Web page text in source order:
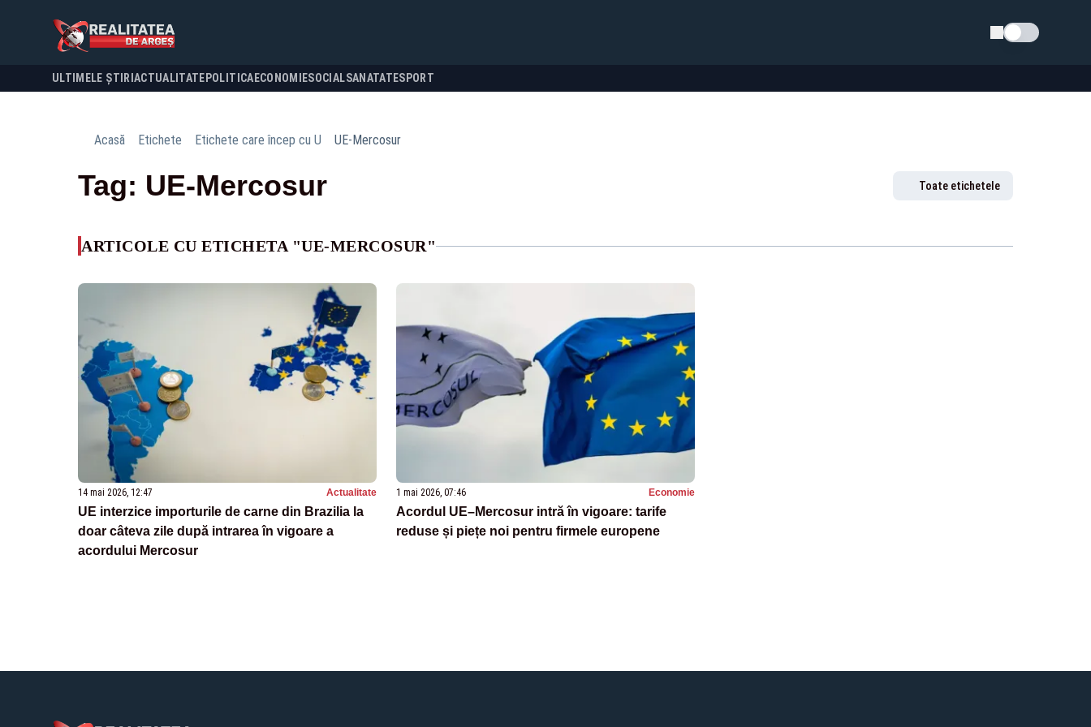
Schimba tema
ULTIMELE ȘTIRI ACTUALITATE POLITICA ECONOMIESOCIALSANATATESPORT
Acasă Etichete Etichete care încep cu U UE-Mercosur
Tag: UE-Mercosur Toate etichetele
ARTICOLE CU ETICHETA "UE-MERCOSUR"
14 mai 2026, 12:47 Actualitate
UE interzice importurile de carne din Brazilia la
doar câteva zile după intrarea în vigoare a
acordului Mercosur
1 mai 2026, 07:46 Economie
Acordul UE–Mercosur intră în vigoare: tarife
reduse și piețe noi pentru firmele europene